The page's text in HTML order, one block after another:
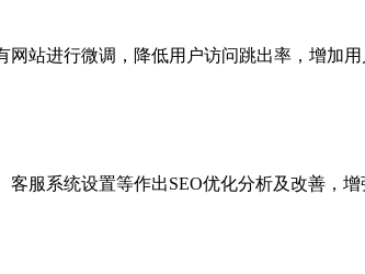
站进行微调，降低用户访问跳出率，增加用
服系统设置等作出SEO优化分析及改善，增